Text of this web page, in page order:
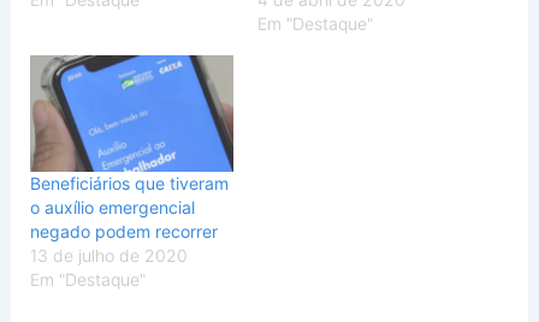
Em "Destaque"
Beneficiários que tiveram
o auxílio emergencial
negado podem recorrer
13 de julho de 2020
Em "Destaque"